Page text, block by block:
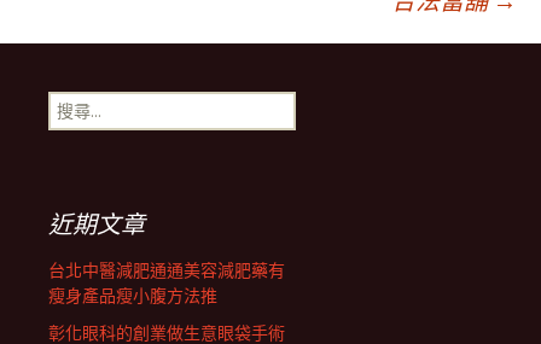
導
覽
列
搜
尋
近期文章
台北中醫減肥通通美容減肥藥有
瘦身產品瘦小腹方法推
彰化眼科的創業做生意眼袋手術